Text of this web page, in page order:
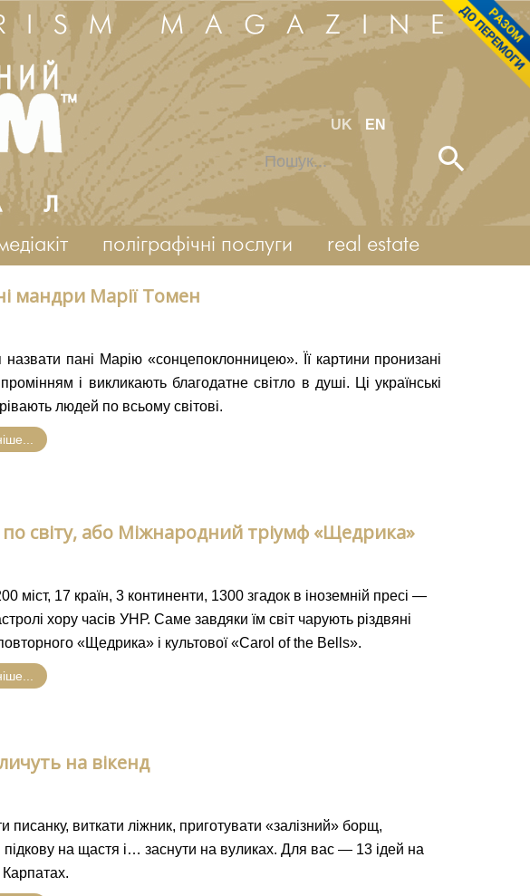
MAGAZINE
UK EN
Пошук...
поліграфічні послуги real estate
мандри Марії Томен
назвати пані Марію «сонцепоклонницею». Її картини пронизані
і викликають благодатне світло в душі. Ці українські
людей по всьому світові.
світу, або Міжнародний тріумф «Щедрика»
міст, 17 країн, 3 континенти, 1300 згадок в іноземній пресі —
хору часів УНР. Саме завдяки їм світ чарують різдвяні
«Щедрика» і культової «Carol of the Bells».
на вікенд
писанку, виткати ліжник, приготувати «залізний» борщ,
підкову на щастя і… заснути на вуликах. Для вас — 13 ідей на
Карпатах.